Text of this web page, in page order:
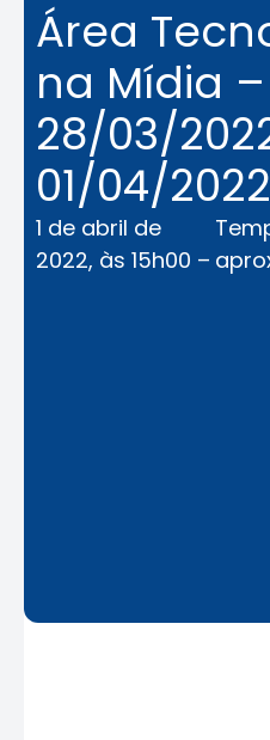
Área
na Mídia –
28/03/
01/04/2022
1 de abril de
2022, às 15h00 –